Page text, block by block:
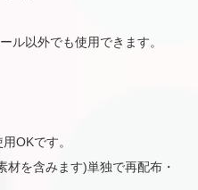
ル以外でも使用できます。
OKです。
材を含みます)単独で再配布・